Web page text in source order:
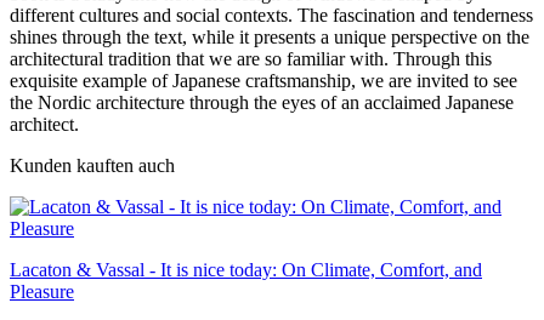
different cultures and social contexts. The fascination and tenderness
shines through the text, while it presents a unique perspective on the
architectural tradition that we are so familiar with. Through this
exquisite example of Japanese craftsmanship, we are invited to see
the Nordic architecture through the eyes of an acclaimed Japanese
architect.
Kunden kauften auch
Lacaton & Vassal - It is nice today: On Climate, Comfort, and
Pleasure